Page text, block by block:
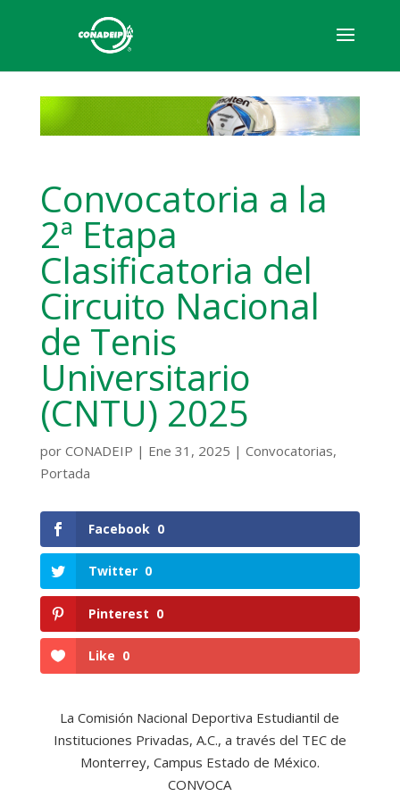
Convocatoria a la
2ª Etapa
Clasificatoria del
Circuito Nacional
de Tenis
Universitario
(CNTU) 2025
por CONADEIP | Ene 31, 2025 | Convocatorias,
Portada
Facebook 0
Twitter 0
Pinterest 0
Like 0
La Comisión Nacional Deportiva Estudiantil de
Instituciones Privadas, A.C., a través del TEC de
Monterrey, Campus Estado de México.
CONVOCA